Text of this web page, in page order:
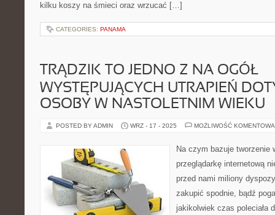
kilku koszy na śmieci oraz wrzucać […]
CATEGORIES: PANAMA
TRĄDZIK TO JEDNO Z NA OGÓŁ
WYSTĘPUJĄCYCH UTRAPIEŃ
OSOBY W NASTOLETNIM WIEKU
POSTED BY ADMIN WRZ - 17 - 2025 MOŻLIWOŚĆ
Na czym bazuje tworzenie
przeglądarkę internetową
przed nami miliony
zakupić spodnie, bądź
jakikolwiek czas poleciała